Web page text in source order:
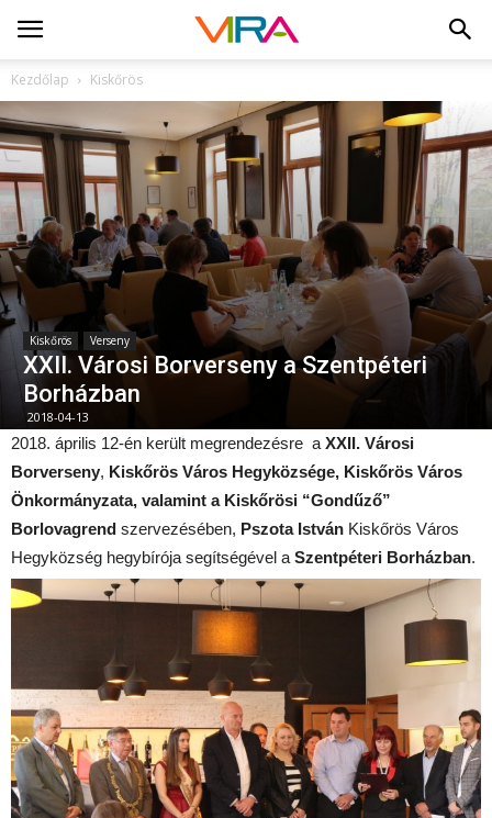
Kezdőlap Kiskőrös
Kiskőrös Verseny
XXII. Városi Borverseny a Szentpéteri
Borházban
2018-04-13
2018. április 12-én került megrendezésre a XXII. Városi
Borverseny, Kiskőrös Város Hegyközsége, Kiskőrös Város
Önkormányzata, valamint a Kiskőrösi “Gondűző”
Borlovagrend szervezésében, Pszota István Kiskőrös Város
Hegyközség hegybírója segítségével a Szentpéteri Borházban.